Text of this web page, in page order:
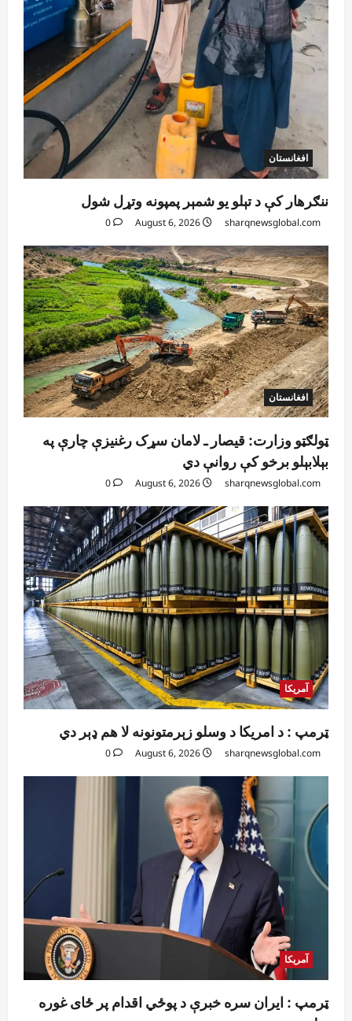
افغانستان
ننګرهار کې د تېلو یو شمېر پمپونه وتړل شول
sharqnewsglobal.com
0
افغانستان
ټولګټو وزارت: قیصار ـ لامان سړک رغنیزې چارې په
بېلابېلو برخو کې روانې دي
sharqnewsglobal.com
0
آمریکا
ټرمپ : د امریکا د وسلو زېرمتونونه لا هم ډېر دي
sharqnewsglobal.com
0
آمریکا
ټرمپ : ایران سره خبرې د پوځي اقدام پر ځای غوره